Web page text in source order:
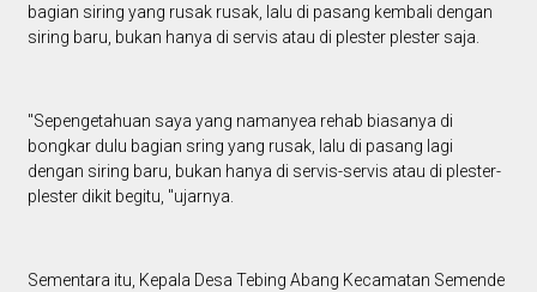
bagian siring yang rusak rusak, lalu di pasang kembali dengan
siring baru, bukan hanya di servis atau di plester plester saja.
"Sepengetahuan saya yang namanyea rehab biasanya di
bongkar dulu bagian sring yang rusak, lalu di pasang lagi
dengan siring baru, bukan hanya di servis-servis atau di plester-
plester dikit begitu, "ujarnya.
Sementara itu, Kepala Desa Tebing Abang Kecamatan Semende